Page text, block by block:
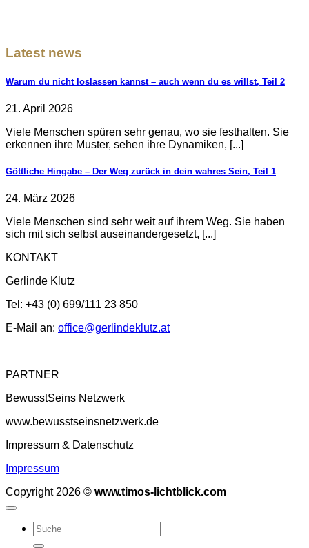
Latest news
Warum du nicht loslassen kannst – auch wenn du es willst, Teil 2
21. April 2026
Viele Menschen spüren sehr genau, wo sie festhalten. Sie
erkennen ihre Muster, sehen ihre Dynamiken, [...]
Göttliche Hingabe – Der Weg zurück in dein wahres Sein, Teil 1
24. März 2026
Viele Menschen sind sehr weit auf ihrem Weg. Sie haben
sich mit sich selbst auseinandergesetzt, [...]
KONTAKT
Gerlinde Klutz
Tel: +43 (0) 699/111 23 850
E-Mail an: office@gerlindeklutz.at
PARTNER
BewusstSeins Netzwerk
www.bewusstseinsnetzwerk.de
Impressum & Datenschutz
Impressum
Copyright 2026 © www.timos-lichtblick.com